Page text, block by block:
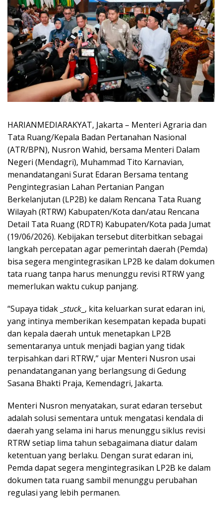
HARIANMEDIARAKYAT, Jakarta – Menteri Agraria dan
Tata Ruang/Kepala Badan Pertanahan Nasional
(ATR/BPN), Nusron Wahid, bersama Menteri Dalam
Negeri (Mendagri), Muhammad Tito Karnavian,
menandatangani Surat Edaran Bersama tentang
Pengintegrasian Lahan Pertanian Pangan
Berkelanjutan (LP2B) ke dalam Rencana Tata Ruang
Wilayah (RTRW) Kabupaten/Kota dan/atau Rencana
Detail Tata Ruang (RDTR) Kabupaten/Kota pada Jumat
(19/06/2026). Kebijakan tersebut diterbitkan sebagai
langkah percepatan agar pemerintah daerah (Pemda)
bisa segera mengintegrasikan LP2B ke dalam dokumen
tata ruang tanpa harus menunggu revisi RTRW yang
memerlukan waktu cukup panjang.
“Supaya tidak _ stuck _, kita keluarkan surat edaran ini,
yang intinya memberikan kesempatan kepada bupati
dan kepala daerah untuk menetapkan LP2B
sementaranya untuk menjadi bagian yang tidak
terpisahkan dari RTRW,” ujar Menteri Nusron usai
penandatanganan yang berlangsung di Gedung
Sasana Bhakti Praja, Kemendagri, Jakarta.
Menteri Nusron menyatakan, surat edaran tersebut
adalah solusi sementara untuk mengatasi kendala di
daerah yang selama ini harus menunggu siklus revisi
RTRW setiap lima tahun sebagaimana diatur dalam
ketentuan yang berlaku. Dengan surat edaran ini,
Pemda dapat segera mengintegrasikan LP2B ke dalam
dokumen tata ruang sambil menunggu perubahan
regulasi yang lebih permanen.